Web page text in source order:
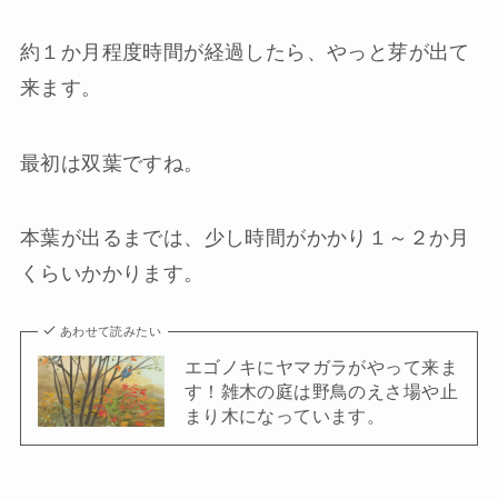
約１か月程度時間が経過したら、やっと芽が出て
来ます。
最初は双葉ですね。
本葉が出るまでは、少し時間がかかり１～２か月
くらいかかります。
あわせて読みたい
エゴノキにヤマガラがやって来ま
す！雑木の庭は野鳥のえさ場や止
まり木になっています。